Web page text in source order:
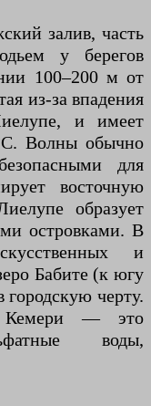
залив, часть
у берегов
100–200 м от
из-за впадения
и имеет
Волны обычно
для
восточную
образует
островками. В
и
Бабите (к югу
черту.
Кемери — это
воды,